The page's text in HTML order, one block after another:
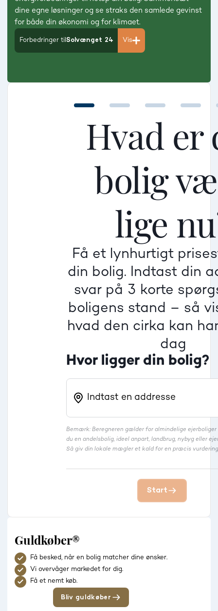
dine egne løsninger og se straks den samlede gevinst
for både din økonomi og for klimaet.
Forbedringer til Solvænget 24 Vis
Hvad er
bolig
lige
Få et lynhurtigt
din bolig. Indtast din
svar på 3 korte
boligens stand – så
hvad den cirka kan
dag
Hvor ligger din bolig?
Bemærk: Beregneren gælder for almindelige ejerboliger
du en andelsbolig, ideel anpart, landbrug, nybyg eller
Så giv din lokale mægler et kald for en præcis
Dårlig
Mindre god
Mellem
Dårlig
Mindre god
Mellem
Dårlig
Mindre god
Mellem
Villa
Beregner pris
Start
Guldkøber®
Få besked, når en bolig matcher dine ønsker.
Vi overvåger markedet for dig.
Få et nemt køb.
Bliv guldkøber